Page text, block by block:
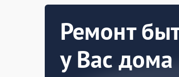
Ремонт
у Вас дома